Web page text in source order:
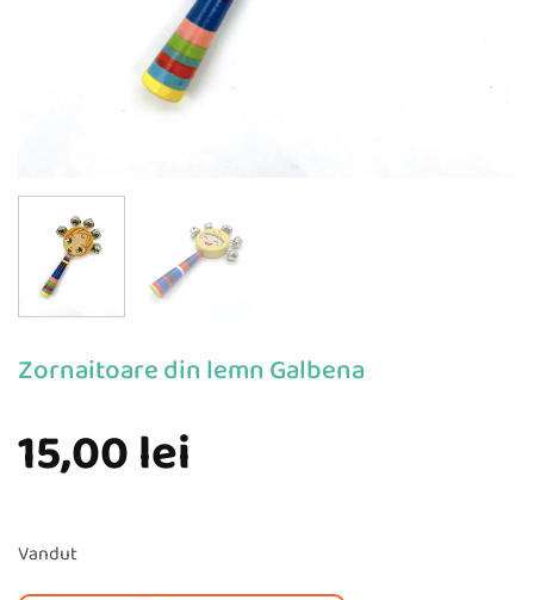
Zornaitoare din lemn Galbena
15,00lei
Vandut